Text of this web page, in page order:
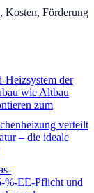
Kosten, Förderung
Heizsystem der
wie Altbau
zum
verteilt
– die ideale
%-EE-Pflicht und